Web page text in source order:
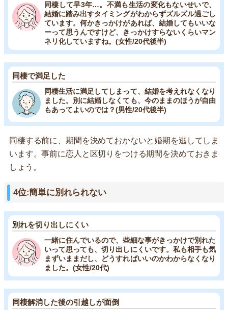
同棲して早3年…。不満も生活の変化もないせいで、
結婚に踏み出すタイミングがわからずズルズル過ごし
ています。何かきっかけがあれば、結婚してもいいな
ーって思うんですけど、きっかけすらないくらいマン
ネリ化していますね。(女性/20代後半)
同棲で満足した
同棲生活に満足してしまって、結婚を考えれなくなり
ました。別に結婚しなくても、今のままのほうが自由
もあってよいのでは？(男性/20代後半)
同棲する前に、期間を決めておかないと婚期を逃してしま
います。事前に恋人と区切りをつける期間を決めておきま
しょう。
4位:簡単に別れられない
別れを切り出しにくい
一緒に住んでいるので、些細な事がきっかけで別れた
いって思っても、切り出しにくいです。私も相手も気
まずいままだし、どうすればいいのかわからなくなり
ました。(女性/20代)
同棲解消した後の引越しが面倒